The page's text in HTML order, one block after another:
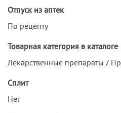
Отпуск из аптек
По рецепту
Товарная категория в каталоге
Лекарственные препараты /
Сплит
Нет